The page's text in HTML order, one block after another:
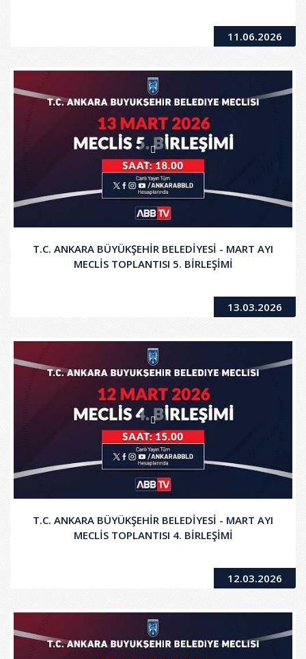
11.06.2026
T.C. ANKARA BÜYÜKŞEHİR BELEDİYESİ - MART AYI
MECLİS TOPLANTISI 5. BİRLEŞİMİ
13.03.2026
T.C. ANKARA BÜYÜKŞEHİR BELEDİYESİ - MART AYI
MECLİS TOPLANTISI 4. BİRLEŞİMİ
12.03.2026